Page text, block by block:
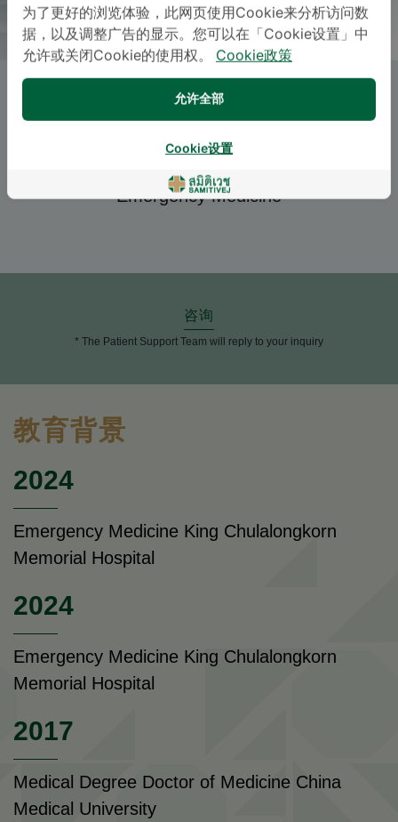
PHEERAPHAT SAHASAKKUL
M.D.
Specialties: Emergency Medicine
Emergency Medicine
咨询
* The Patient Support Team will reply to your inquiry
教育背景
2024
Emergency Medicine King Chulalongkorn
Memorial Hospital
2024
Emergency Medicine King Chulalongkorn
Memorial Hospital
2017
Medical Degree Doctor of Medicine China
Medical University
为了更好的浏览体验，此网页使用Cookie来分析访问数
据，以及调整广告的显示。您可以在「Cookie设置」中
允许或关闭Cookie的使用权。
Cookie政策
允许全部
Cookie设置